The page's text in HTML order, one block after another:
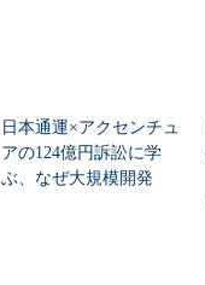
日本通運×アクセンチュ
アの124億円訴訟に学
ぶ、なぜ大規模開発